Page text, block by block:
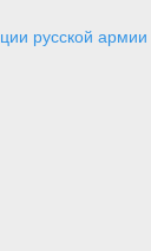
русской армии